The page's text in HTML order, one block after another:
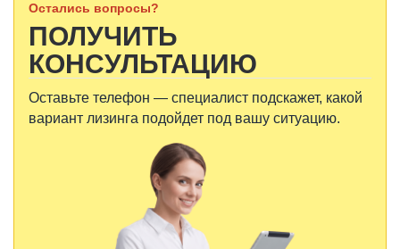
Остались вопросы?
ПОЛУЧИТЬ
КОНСУЛЬТАЦИЮ
Оставьте телефон — специалист подскажет, какой
вариант лизинга подойдет под вашу ситуацию.